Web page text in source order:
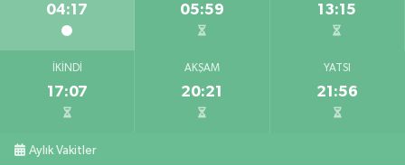
04:17 05:59 13:15
İKINDI
17:07
AKŞAM
20:21
YATSI
21:56
Aylık Vakitler